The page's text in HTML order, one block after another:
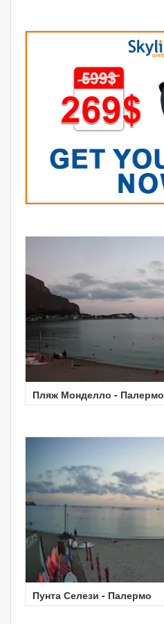
Пляж Монделло - Палермо
Пунта Селези - Палермо